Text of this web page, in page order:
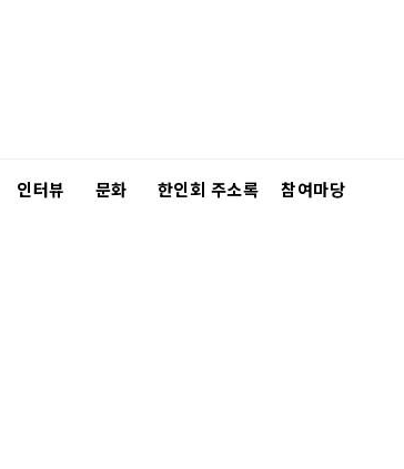
인터뷰 문화 한인회 주소록 참여마당